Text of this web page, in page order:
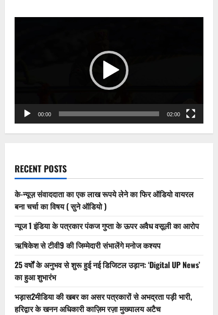
के
00:00 02:00
RECENT POSTS
के-न्यूज़ संवाददाता का एक लाख रूपये लेने का फिर ऑडियो वायरल
बना चर्चा का विषय ( सुने ऑडियो )
न्यूज 1 इंडिया के पत्रकार पंकज गुप्ता के ऊपर अवैध वसूली का आरोप
ऋषिकेश से टीवी9 की जिम्मेदारी संभालेंगे मनोज कश्यप
25 वर्षों के अनुभव से शुरू हुई नई डिजिटल उड़ान: ‘Digital UP News’
का हुआ शुभारंभ
भड़ास2मीडिया की खबर का असर पत्रकारों से अभद्रता पड़ी भारी,
हरिद्वार के खनन अधिकारी काज़िम रज़ा मुख्यालय अटैच